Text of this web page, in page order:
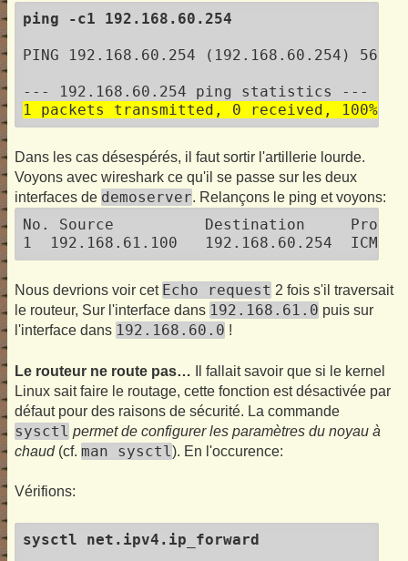
ping -c1 192.168.60.254
PING 192.168.60.254 (192.168.60.254)
1 packets transmitted, 0 received, 100%
Dans les cas désespérés, il faut sortir l'artillerie lourde.
Voyons avec wireshark ce qu'il se passe sur les deux
interfaces de demoserver. Relançons le ping et voyons:
No. Source          Destination
1  192.168.61.100   192.168.60.254
Nous devrions voir cet Echo request 2 fois s'il traversait
le routeur, Sur l'interface dans 192.168.61.0 puis sur
l'interface dans 192.168.60.0 !
Le routeur ne route pas… Il fallait savoir que si le kernel
Linux sait faire le routage, cette fonction est désactivée par
défaut pour des raisons de sécurité. La commande
sysctl permet de configurer les paramètres du noyau à
chaud(cf. man sysctl). En l'occurence:
Vérifions:
sysctl net.ipv4.ip_forward